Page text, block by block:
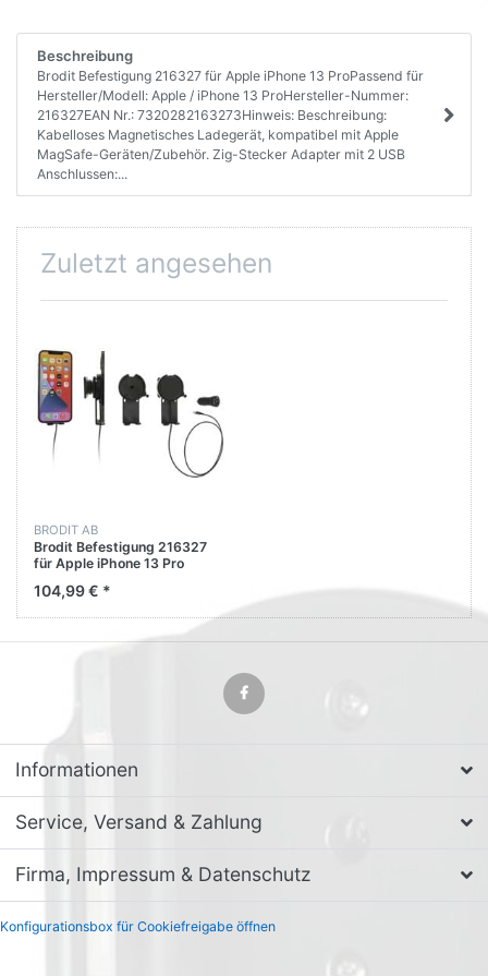
Beschreibung
Brodit Befestigung 216327 für Apple iPhone 13 ProPassend für
Hersteller/Modell: Apple / iPhone 13 ProHersteller-Nummer:
216327EAN Nr.: 7320282163273Hinweis: Beschreibung:
Kabelloses Magnetisches Ladegerät, kompatibel mit Apple
MagSafe-Geräten/Zubehör. Zig-Stecker Adapter mit 2 USB
Anschlussen:...
Zuletzt angesehen
BRODIT AB
Brodit Befestigung 216327
für Apple iPhone 13 Pro
104,99 € *
Informationen
Service, Versand & Zahlung
Firma, Impressum & Datenschutz
Konfigurationsbox für Cookiefreigabe öffnen